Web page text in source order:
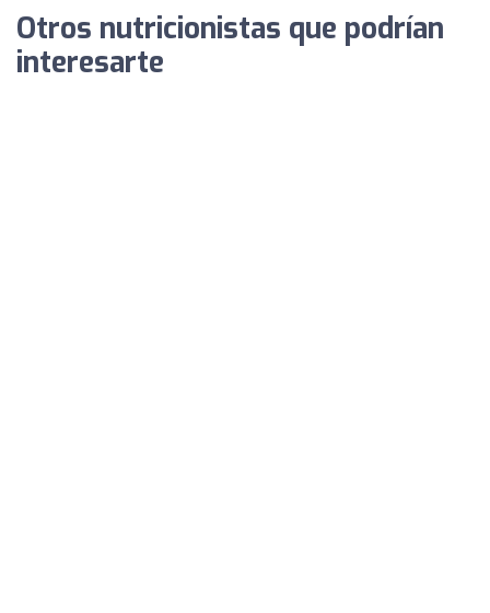
Otros nutricionistas que podrían
interesarte